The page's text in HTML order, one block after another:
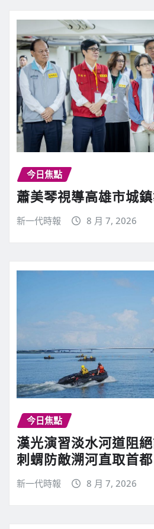
今日焦點
蕭美琴視導高雄市城
新一代時報 8 月 7, 2026
今日焦點
漢光演習淡水河道阻
刺蝟防敵溯河直取首都
新一代時報 8 月 7, 2026